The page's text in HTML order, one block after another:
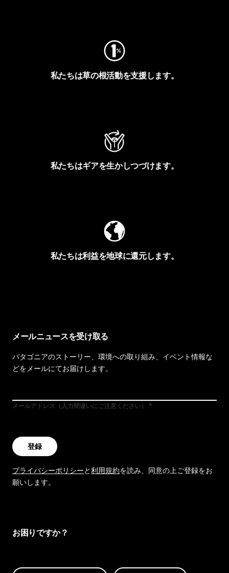
私たちは草の根活動を支援します。
私たちはギアを生かしつづけます。
私たちは利益を地球に還元します。
メールニュースを受け取る
パタゴニアのストーリー、環境への取り組み、イベント情報な
どをメールにてお届けします。
メールアドレス（入力間違いにご注意ください）
登録
プライバシーポリシーと利用規約を読み、同意の上ご登録をお
願いします。
お困りですか？